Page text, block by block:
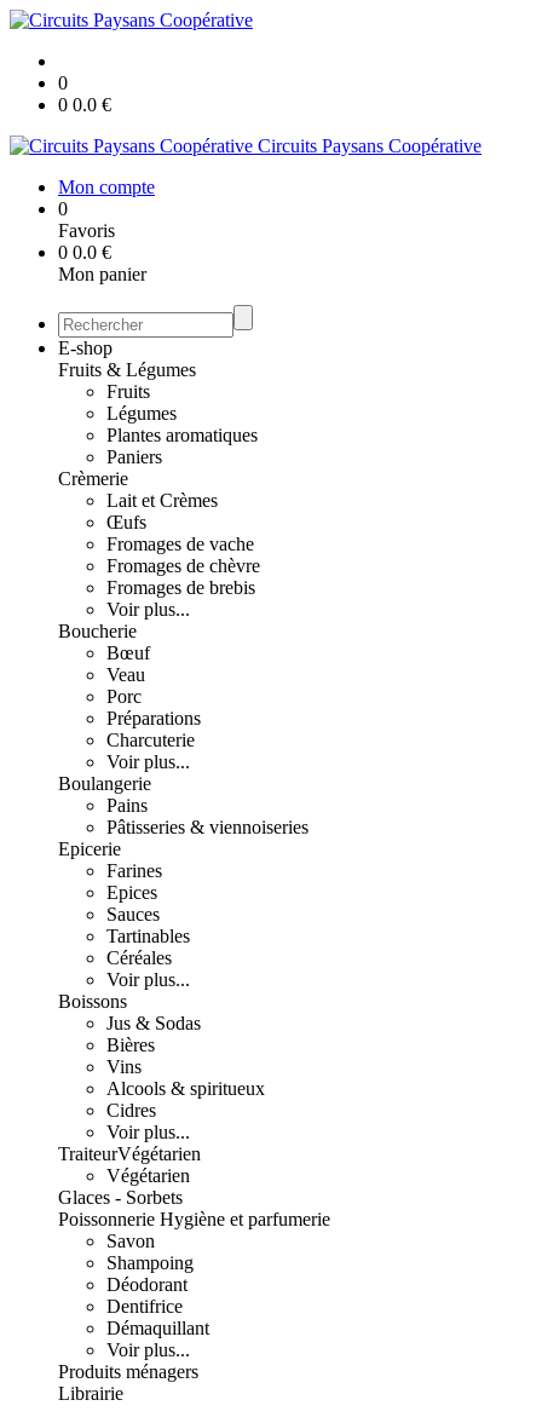
0
0 0.0 €
Circuits Paysans Coopérative
Mon compte
0
Favoris
0 0.0 €
Mon panier
E-shop
Fruits & Légumes
Fruits
Légumes
Plantes aromatiques
Paniers
Crèmerie
Lait et Crèmes
Œufs
Fromages de vache
Fromages de chèvre
Fromages de brebis
Voir plus...
Boucherie
Bœuf
Veau
Porc
Préparations
Charcuterie
Voir plus...
Boulangerie
Pains
Pâtisseries & viennoiseries
Epicerie
Farines
Epices
Sauces
Tartinables
Céréales
Voir plus...
Boissons
Jus & Sodas
Bières
Vins
Alcools & spiritueux
Cidres
Voir plus...
TraiteurVégétarien
Végétarien
Glaces - Sorbets
Poissonnerie Hygiène et parfumerie
Savon
Shampoing
Déodorant
Dentifrice
Démaquillant
Voir plus...
Produits ménagers
Librairie